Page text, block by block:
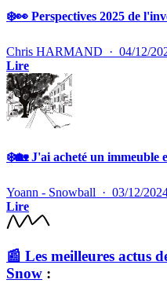
❄️👀 Perspectives 2025 de
Chris HARMAND · 04/12/
Lire
❄️🏡 J'ai acheté un immeuble
Yoann - Snowball · 03/12/
Lire
📰 Les meilleures actus
Snow :